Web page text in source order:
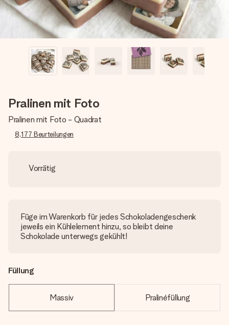
Pralinen mit Foto
Pralinen mit Foto - Quadrat
8,177 Beurteilungen
Vorrätig
Füge im Warenkorb für jedes Schokoladengeschenk
jeweils ein Kühlelement hinzu, so bleibt deine
Schokolade unterwegs gekühlt!
Füllung
Massiv Pralinéfüllung